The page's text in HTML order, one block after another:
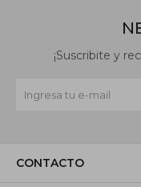
CONTACTO
¡Suscribite y